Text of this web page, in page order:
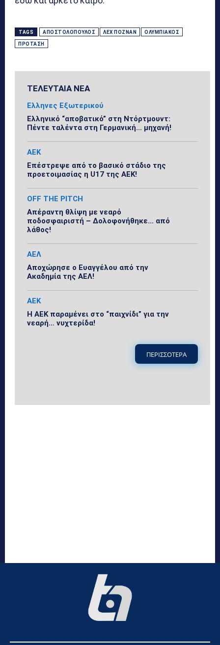
TAGS ΑΠΟΣΤΟΛΌΠΟΥΛΟΣ ΛΕΧ ΠΌΖΝΑΝ ΟΛΥΜΠΙΑΚΌΣ
ΠΡΌΤΑΣΗ
ΤΕΛΕΥΤΑΙΑ ΝΕΑ
Ελληνες Εξωτερικού
Ελληνικό “αποβατικό” στη Ντόρτμουντ:
Πέντε ταλέντα στη Γερμανική… μηχανή!
ΑΕΚ
Επέστρεψε από το βασικό στάδιο της
προετοιμασίας η U17 της ΑΕΚ!
OFF THE PITCH
Απέραντη θλίψη με νεαρό
ποδοσφαιριστή – Δολοφονήθηκε… από
λάθος!
ΑΕΛ
Αποχώρησε ο Ευαγγέλου από την
Ακαδημία της ΑΕΛ!
ΑΕΚ
Η ΑΕΚ παραμένει στο “παιχνίδι” για την
νεαρή… νυχτερίδα!
ΠΕΡΙΣΣΟΤΕΡΑ